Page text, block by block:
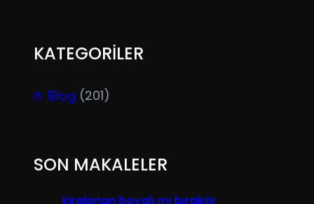
KATEGORİLER
Blog (201)
SON MAKALELER
kiralanan boyalı mı bırakılır